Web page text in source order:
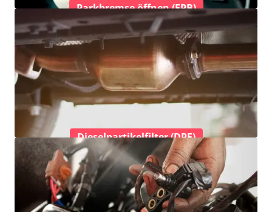
Parkbremse öffnen (EPB)
Dieselpartikelfilter (DPF)